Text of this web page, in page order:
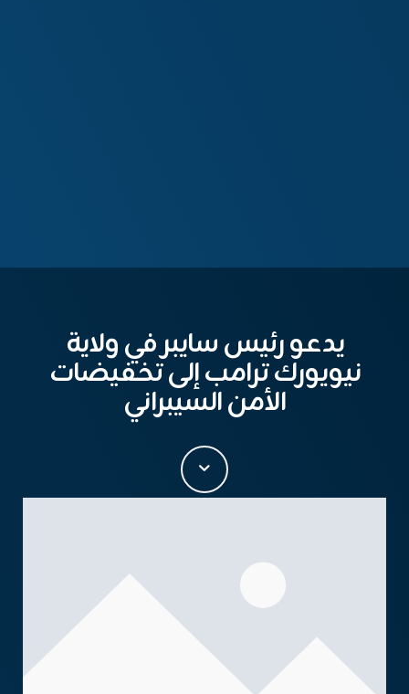
يدعو رئيس سايبر في ولاية
نيويورك ترامب إلى تخفيضات
الأمن السيبراني